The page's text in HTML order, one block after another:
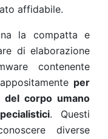
affidabile.
la compatta e
di elaborazione
contenente
per
del corpo umano
. Questi
diverse